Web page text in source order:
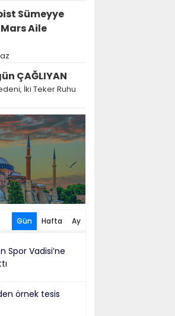
Sümeyye
Aile
ÇAĞLIYAN
İki Teker Ruhu
Gün Hafta Ay
Spor Vadisi’ne
örnek tesis